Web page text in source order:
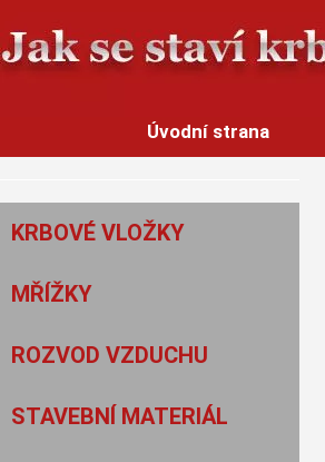
Úvodní strana
KRBOVÉ VLOŽKY
MŘÍŽKY
ROZVOD VZDUCHU
STAVEBNÍ MATERIÁL